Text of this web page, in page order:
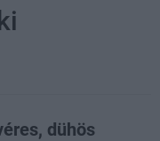
dühös